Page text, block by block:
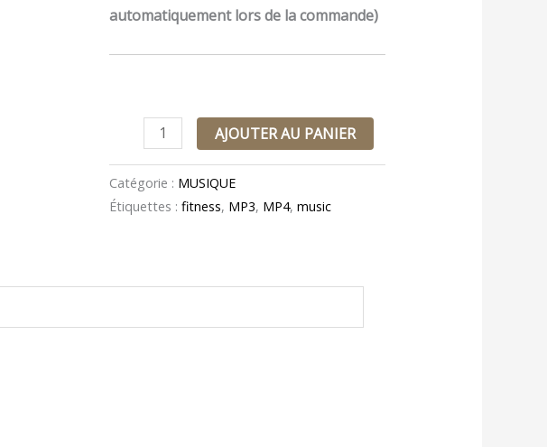
automatiquement lors de la commande)
AJOUTER AU PANIER
Catégorie : MUSIQUE
Étiquettes :fitness, MP3, MP4,music